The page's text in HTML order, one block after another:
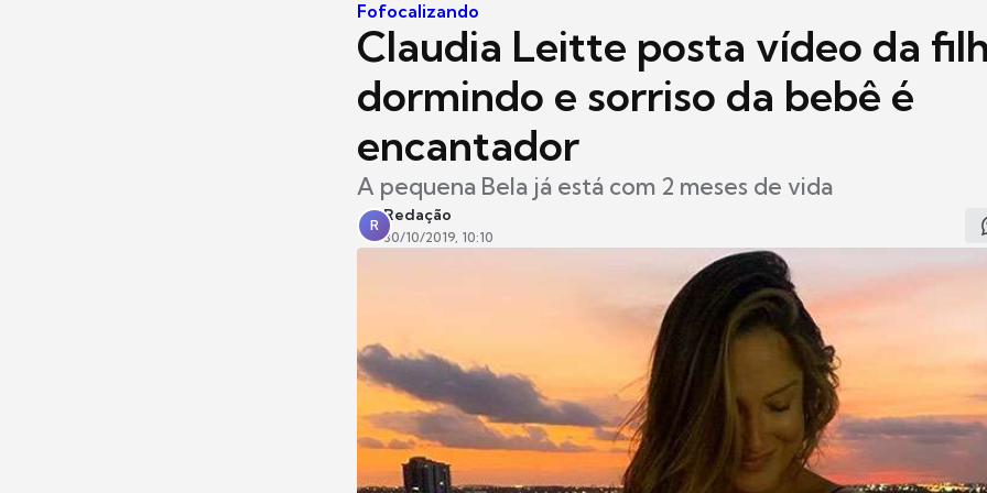
Fofocalizando
Claudia Leitte posta vídeo da
dormindo e sorriso da bebê é
encantador
A pequena Bela já está com 2 meses de vida
R
Redação
30/10/2019, 10:10